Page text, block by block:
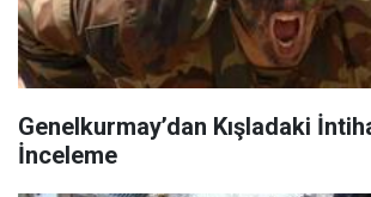
Genelkurmay’dan Kışladaki
İnceleme